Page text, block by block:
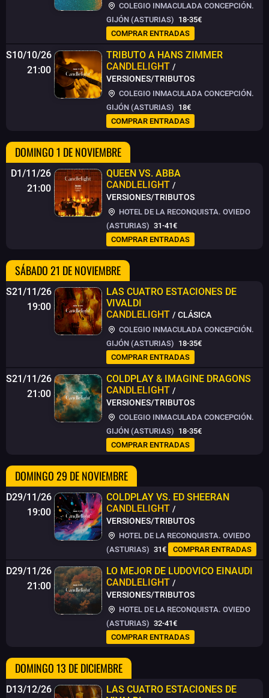
COLEGIO INMACULADA CONCEPCIÓN.
GIJÓN (ASTURIAS) 18-35€
COMPRAR ENTRADAS
S10/10/26
21:00
TRIBUTO A HANS ZIMMER
CANDLELIGHT /
VERSIONES/TRIBUTOS
COLEGIO INMACULADA CONCEPCIÓN.
GIJÓN (ASTURIAS) 18€
COMPRAR ENTRADAS
DOMINGO 1 DE NOVIEMBRE
D1/11/26
21:00
QUEEN VS. ABBA
CANDLELIGHT /
VERSIONES/TRIBUTOS
HOTEL DE LA RECONQUISTA. OVIEDO
(ASTURIAS) 31-41€
COMPRAR ENTRADAS
SÁBADO 21 DE NOVIEMBRE
S21/11/26
19:00
LAS CUATRO ESTACIONES DE
VIVALDI
CANDLELIGHT / CLÁSICA
COLEGIO INMACULADA CONCEPCIÓN.
GIJÓN (ASTURIAS) 18-35€
COMPRAR ENTRADAS
S21/11/26
21:00
COLDPLAY & IMAGINE DRAGONS
CANDLELIGHT /
VERSIONES/TRIBUTOS
COLEGIO INMACULADA CONCEPCIÓN.
GIJÓN (ASTURIAS) 18-35€
COMPRAR ENTRADAS
DOMINGO 29 DE NOVIEMBRE
D29/11/26
19:00
COLDPLAY VS. ED SHEERAN
CANDLELIGHT /
VERSIONES/TRIBUTOS
HOTEL DE LA RECONQUISTA. OVIEDO
(ASTURIAS) 31€ COMPRAR ENTRADAS
D29/11/26
21:00
LO MEJOR DE LUDOVICO EINAUDI
CANDLELIGHT /
VERSIONES/TRIBUTOS
HOTEL DE LA RECONQUISTA. OVIEDO
(ASTURIAS) 32-41€
COMPRAR ENTRADAS
DOMINGO 13 DE DICIEMBRE
D13/12/26
LAS CUATRO ESTACIONES DE